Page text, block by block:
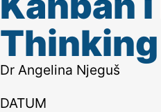
Thinking
Dr Angelina Njeguš
DATUM